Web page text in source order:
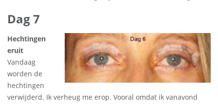
Dag 7
Hechtingen
eruit
Vandaag
worden de
hechtingen
verwijderd. Ik verheug me erop. Vooral omdat ik vanavond